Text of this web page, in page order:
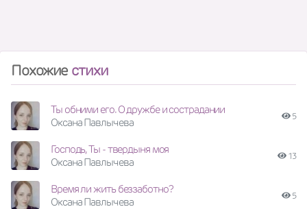
Похожие стихи
Ты обними его. О дружбе и сострадании
Оксана Павлычева
5
Господь, Ты - твердыня моя
Оксана Павлычева
13
Время ли жить беззаботно?
Оксана Павлычева
5